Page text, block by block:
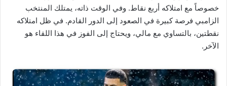
خصوصاً مع امتلاكه أربع نقاط. وفي الوقت ذاته، يمتلك المنتخب
الزامبي فرصة كبيرة في الصعود إلى الدور القادم. في ظل امتلاكه
نقطتين، بالتساوي مع مالي، ويحتاج إلى الفوز في هذا اللقاء هو
الآخر.